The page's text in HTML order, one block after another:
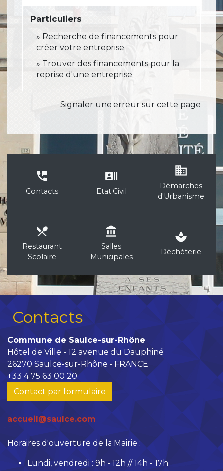
Particuliers
Recherche de financements pour
créer votre entreprise
Trouver des financements pour la
reprise d'une entreprise
Signaler une erreur sur cette page
perm_phone_msg
Contacts
recent_actors
Etat Civil
business
Démarches
d'Urbanisme
local_dining
Restaurant
Scolaire
account_balance
Salles
Municipales
spa
Déchèterie
Contacts
Commune de Saulce-sur-Rhône
Hôtel de Ville - 12 avenue du Dauphiné
26270 Saulce-sur-Rhône - FRANCE
+33 4 75 63 00 20
Contact par formulaire
accueil@saulce.com
Horaires d'ouverture de la Mairie :
Lundi, vendredi : 9h - 12h // 14h - 17h